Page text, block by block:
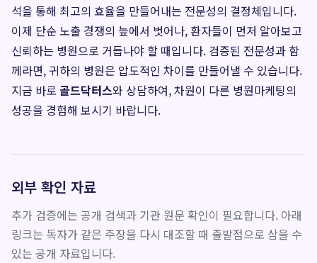
석을 통해 최고의 효율을 만들어내는 전문성의 결정체입니다.
이제 단순 노출 경쟁의 늪에서 벗어나, 환자들이 먼저 알아보고
신뢰하는 병원으로 거듭나야 할 때입니다. 검증된 전문성과 함
께라면, 귀하의 병원은 압도적인 차이를 만들어낼 수 있습니다.
지금 바로 골드닥터스와 상담하여, 차원이 다른 병원마케팅의
성공을 경험해 보시기 바랍니다.
외부 확인 자료
추가 검증에는 공개 검색과 기관 원문 확인이 필요합니다. 아래
링크는 독자가 같은 주장을 다시 대조할 때 출발점으로 삼을 수
있는 공개 자료입니다.